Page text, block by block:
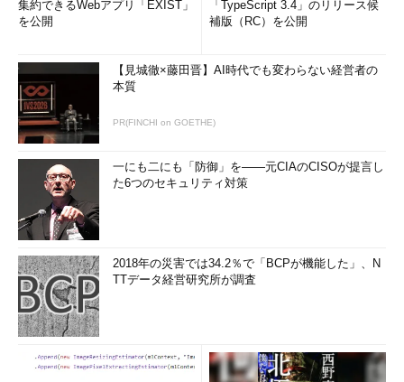
集約できるWebアプリ「EXIST」
を公開
「TypeScript 3.4」のリリース候
補版（RC）を公開
【見城徹×藤田晋】AI時代でも変わらない経営者の
本質
PR(FINCHI on GOETHE)
一にも二にも「防御」を――元CIAのCISOが提言し
た6つのセキュリティ対策
2018年の災害では34.2％で「BCPが機能した」、N
TTデータ経営研究所が調査